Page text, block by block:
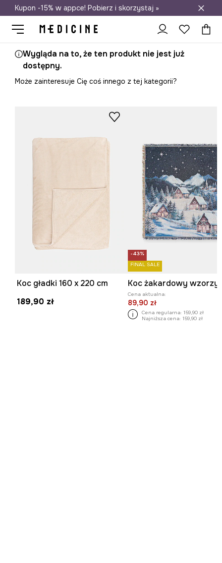
Darmowa dostawa do salonów
Kupon -15% w appce! Pobierz i skorzystaj »
Wygląda na to, że ten produkt nie jest już
dostępny.
Może zainteresuje Cię coś innego z tej kategorii?
Koc gładki 160 x 220 cm
189,90 zł
-43%
FINAL SALE
Cena aktualna:
89,90 zł
Cena regularna: 159,90 zł
Najniższa cena: 159,90 zł